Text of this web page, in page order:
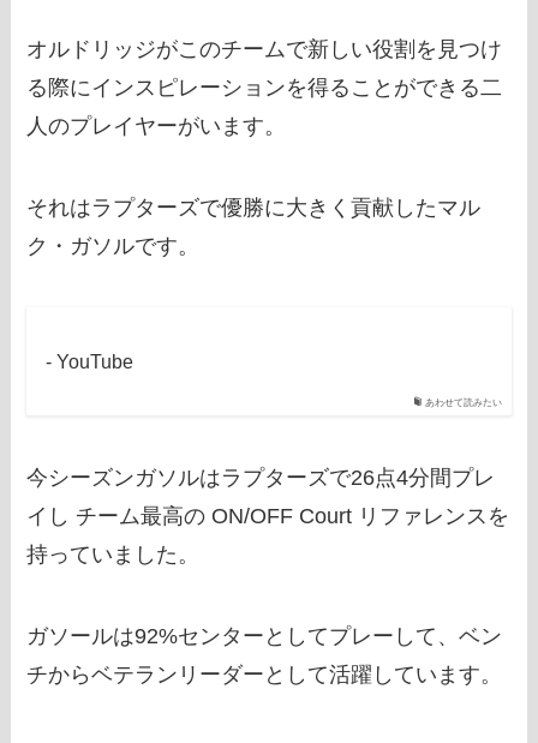
オルドリッジがこのチームで新しい役割を見つけ
る際にインスピレーションを得ることができる二
人のプレイヤーがいます。
それはラプターズで優勝に大きく貢献したマル
ク・ガソルです。
あわせて読みたい
- YouTube
今シーズンガソルはラプターズで26点4分間プレ
イし チーム最高の ON/OFF Court リファレンスを
持っていました。
ガソールは92%センターとしてプレーして、ベン
チからベテランリーダーとして活躍しています。